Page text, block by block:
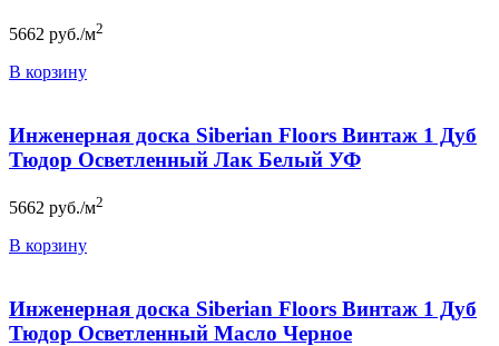
5662 руб./м2
В корзину
Инженерная доска Siberian Floors Винтаж 1 Дуб
Тюдор Осветленный Лак Белый УФ
5662 руб./м2
В корзину
Инженерная доска Siberian Floors Винтаж 1 Дуб
Тюдор Осветленный Масло Черное